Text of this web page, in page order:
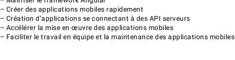
– Créer des applications mobiles rapidement
– Création d’applications se connectant à des API serveurs
– Accélérer la mise en œuvre des applications mobiles
– Faciliter le travail en équipe et la maintenance des applications mobiles